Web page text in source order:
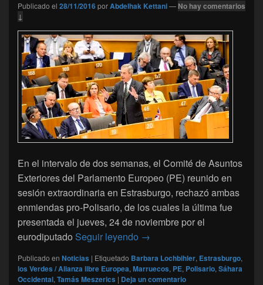
Publicado el 28/11/2016porAbdelhak Kettani— No hay comentarios
↓
En el intervalo de dos semanas, el Comité de Asuntos
Exteriores del Parlamento Europeo (PE) reunido en
sesión extraordinaria en Estrasburgo, rechazó ambas
enmiendas pro-Polisario, de los cuales la última fue
presentada el jueves, 24 de noviembre por el
eurodiputado Seguir leyendo Dos enmiendas hostiles a
→
Publicado en Noticias | Etiquetado Barbara Lochbihler, Estrasburgo,
los Verdes / Alianza libre Europea, Marruecos, PE, Polisario, Sáhara
Occidental, Tamás Meszerics | Deja un comentario